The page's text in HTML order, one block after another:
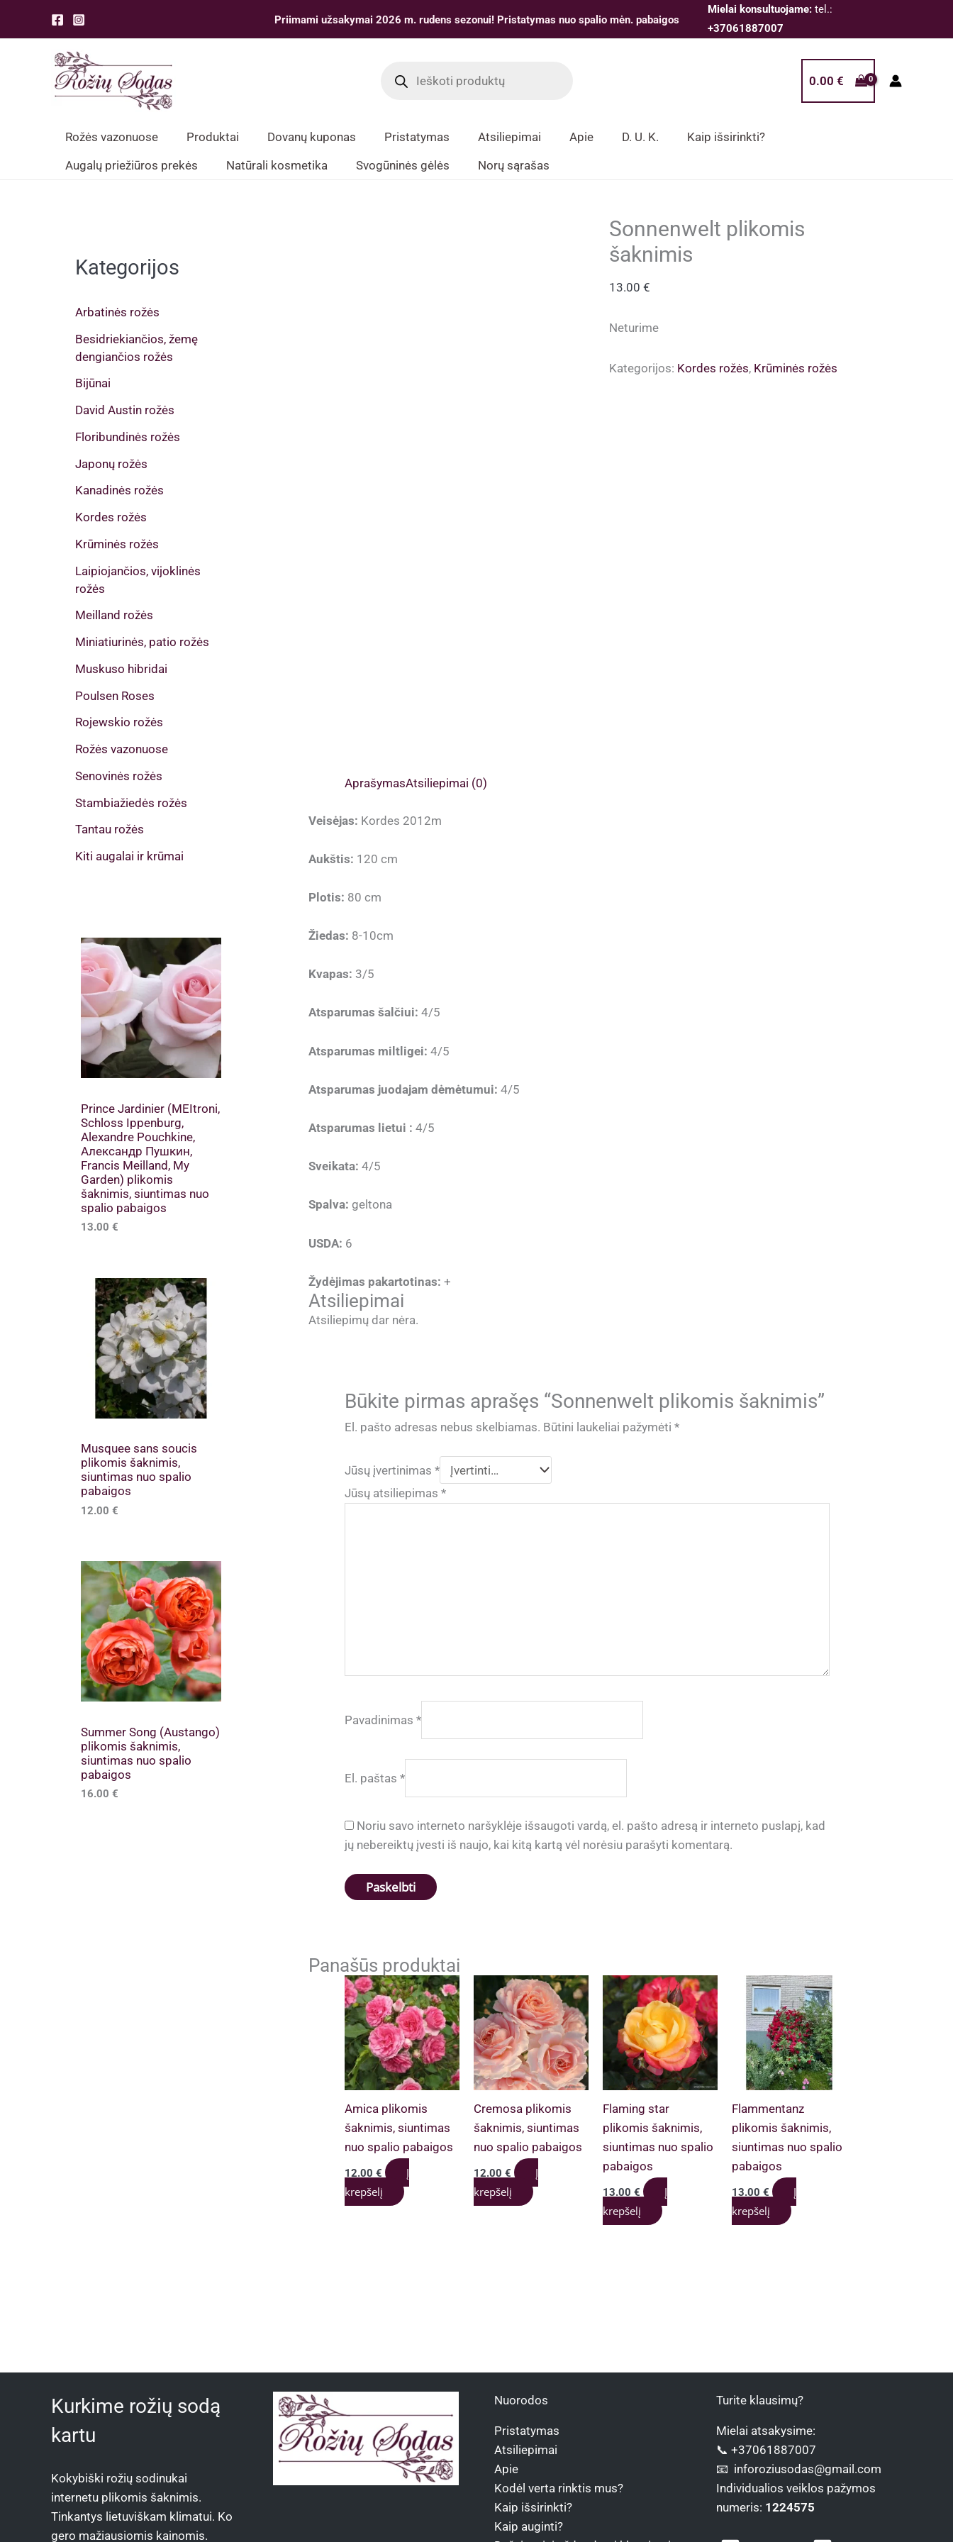
Priimami užsakymai 2026 m. rudens sezonui! Pristatymas nuo spalio mėn. pabaigos
Mielai konsultuojame: tel.:
+37061887007
search
0.00 €
Rožės vazonuose Produktai Dovanų kuponas Pristatymas Atsiliepimai Apie D. U. K.
Kaip išsirinkti?
Augalų priežiūros prekės
Natūrali kosmetika Svogūninės gėlės Norų sąrašas
Kategorijos
Arbatinės rožės
Besidriekiančios, žemę
dengiančios rožės
Bijūnai
David Austin rožės
Floribundinės rožės
Japonų rožės
Kanadinės rožės
Kordes rožės
Krūminės rožės
Laipiojančios, vijoklinės
rožės
Meilland rožės
Miniatiurinės, patio rožės
Muskuso hibridai
Poulsen Roses
Rojewskio rožės
Rožės vazonuose
Senovinės rožės
Stambiažiedės rožės
Tantau rožės
Kiti augalai ir krūmai
Prince Jardinier (MEItroni,
Schloss Ippenburg,
Alexandre Pouchkine,
Александр Пушкин,
Francis Meilland, My
Garden) plikomis
šaknimis, siuntimas nuo
spalio pabaigos
13.00 €
Musquee sans soucis
plikomis šaknimis,
siuntimas nuo spalio
pabaigos
12.00 €
Summer Song (Austango)
plikomis šaknimis,
siuntimas nuo spalio
pabaigos
16.00 €
Sonnenwelt plikomis
šaknimis
13.00€
Neturime
Kategorijos: Kordes rožės, Krūminės rožės
AprašymasAtsiliepimai (0)
Veisėjas: Kordes 2012m
Aukštis: 120 cm
Plotis: 80 cm
Žiedas: 8-10cm
Kvapas: 3/5
Atsparumas šalčiui: 4/5
Atsparumas miltligei: 4/5
Atsparumas juodajam dėmėtumui: 4/5
Atsparumas lietui : 4/5
Sveikata: 4/5
Spalva: geltona
USDA: 6
Žydėjimas pakartotinas: +
Atsiliepimai
Atsiliepimų dar nėra.
Būkite pirmas aprašęs “Sonnenwelt plikomis šaknimis”
El. pašto adresas nebus skelbiamas. Būtini laukeliai pažymėti *
Jūsų įvertinimas *
Jūsų atsiliepimas *
Pavadinimas *
El. paštas *
Noriu savo interneto naršyklėje išsaugoti vardą, el. pašto adresą ir interneto puslapį, kad
jų nebereiktų įvesti iš naujo, kai kitą kartą vėl norėsiu parašyti komentarą.
Panašūs produktai
Amica plikomis
šaknimis, siuntimas
nuo spalio pabaigos
12.00 €
Į
krepšelį
Cremosa plikomis
šaknimis, siuntimas
nuo spalio pabaigos
12.00€
Į
krepšelį
Flaming star
plikomis šaknimis,
siuntimas nuo spalio
pabaigos
13.00€
Į
krepšelį
Flammentanz
plikomis šaknimis,
siuntimas nuo spalio
pabaigos
13.00€
Į
krepšelį
Kurkime rožių sodą
kartu
Kokybiški rožių sodinukai
internetu plikomis šaknimis.
Tinkantys lietuviškam klimatui. Ko
gero mažiausiomis kainomis.
Nuorodos
Pristatymas
Atsiliepimai
Apie
Kodėl verta rinktis mus?
Kaip išsirinkti?
Kaip auginti?
Turite klausimų?
Mielai atsakysime:
📞 +37061887007
📧 inforoziusodas@gmail.com
Individualios veiklos pažymos
numeris: 1224575